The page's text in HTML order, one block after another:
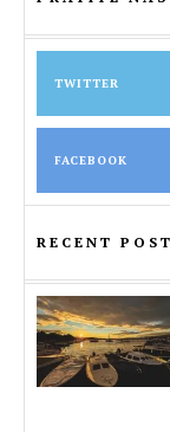
TWITTER
FACEBOOK
RECENT